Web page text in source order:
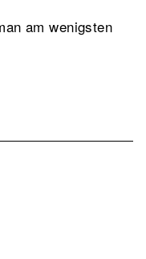
am wenigsten